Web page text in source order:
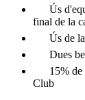
Ús
final de la
Ús de
Dues
15% de
Club